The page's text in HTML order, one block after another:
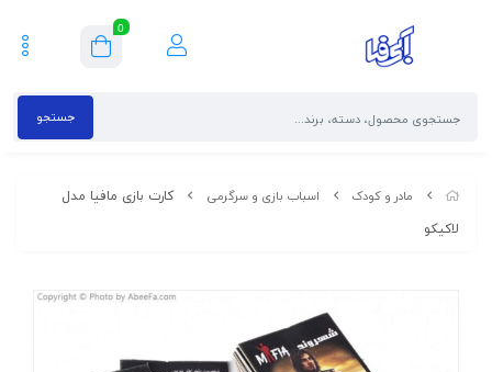
0
جستجو
مادر و کودک اسباب بازی و سرگرمی
کارت بازی مافیا مدل
لاکیکو